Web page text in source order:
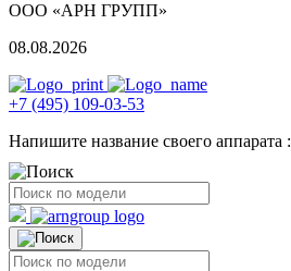
ООО «АРН ГРУПП»
08.08.2026
+7 (495) 109-03-53
Напишите название своего аппарата :